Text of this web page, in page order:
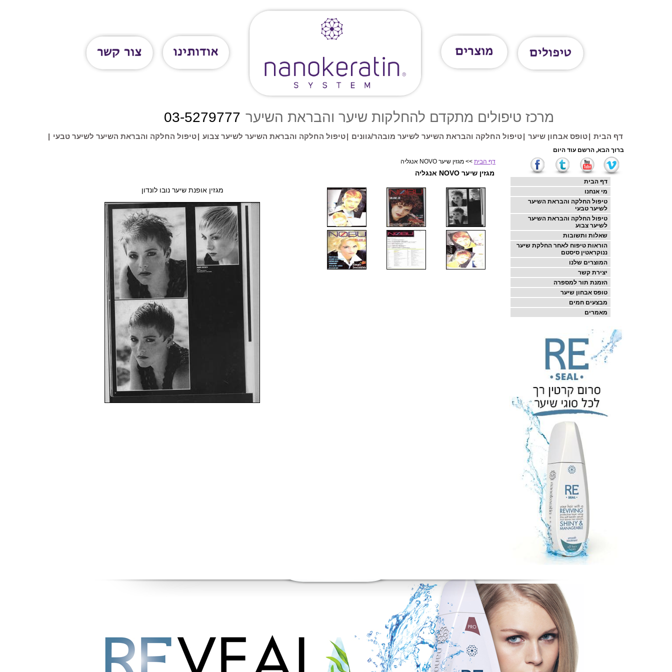
מרכז טיפולים מתקדם להחלקות שיער והבראת השיער 03-5279777
דף הבית |טופס אבחון שיער |טיפול החלקה והבראת השיער לשיער מובהר/גוונים |טיפול החלקה והבראת השיער לשיער צבוע |טיפול החלקה והבראת השיער לשיער טבעי |
דף הבית
מי אנחנו
טיפול החלקה והבראת השיער
לשיער טבעי
טיפול החלקה והבראת השיער
לשיער צבוע
שאלות ותשובות
הוראות טיפוח לאחר החלקת שיער
ננוקראטין סיסטם
המוצרים שלנו
יצירת קשר
הזמנת תור למספרה
טופס אבחון שיער
מבצעים חמים
מאמרים
דף הבית >> מגזין שיער NOVO אנגליה
מגזין שיער NOVO אנגליה
מגזין אופנת שיער נובו לונדון